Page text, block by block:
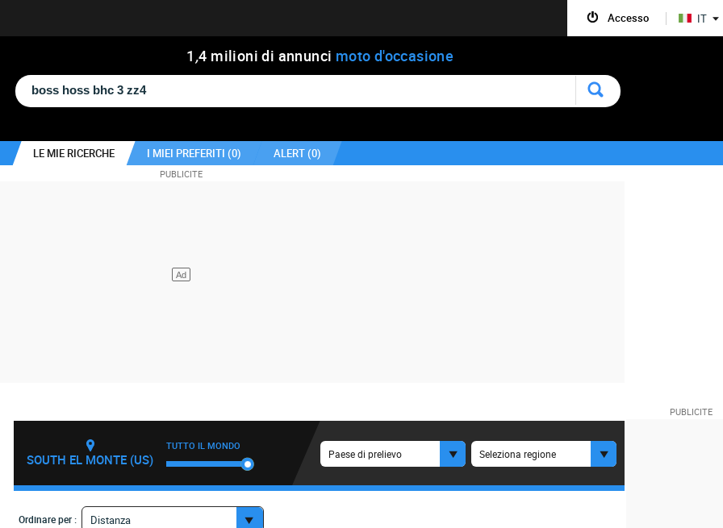
1 ,4 milioni di annunci moto d'occasione
LE MIE RICERCHE I MIEI PREFERITI (0) ALERT (0)
SOUTH EL MONTE (US)
TUTTO IL MONDO
Paese di prelievo Seleziona regione
Ordinare per : Distanza
Accesso IT